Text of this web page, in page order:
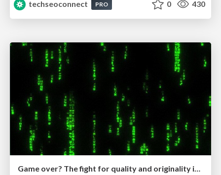
techseoconnect
PRO 0 430
Game over? The fight for quality and originality in the time of robots